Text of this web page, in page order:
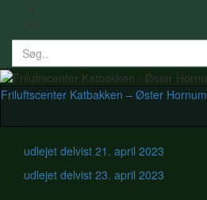
Search
for:
Friluftscenter Katbakken – Øster Hornum
udlejet delvist 21. april 2023
udlejet delvist 23. april 2023